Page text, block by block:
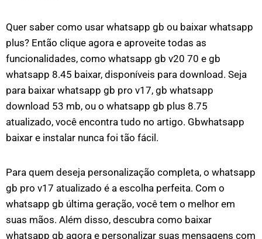
Quer saber como usar whatsapp gb ou baixar whatsapp
plus? Então clique agora e aproveite todas as
funcionalidades, como whatsapp gb v20 70 e gb
whatsapp 8.45 baixar, disponíveis para download. Seja
para baixar whatsapp gb pro v17, gb whatsapp
download 53 mb, ou o whatsapp gb plus 8.75
atualizado, você encontra tudo no artigo. Gbwhatsapp
baixar e instalar nunca foi tão fácil.
Para quem deseja personalização completa, o whatsapp
gb pro v17 atualizado é a escolha perfeita. Com o
whatsapp gb última geração, você tem o melhor em
suas mãos. Além disso, descubra como baixar
whatsapp gb agora e personalizar suas mensagens com